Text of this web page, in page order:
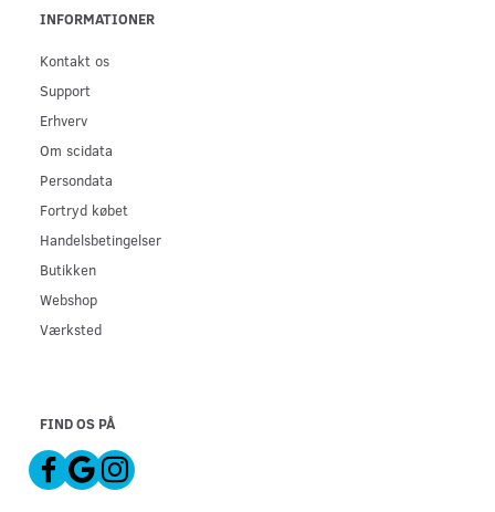
INFORMATIONER
Kontakt os
Support
Erhverv
Om scidata
Persondata
Fortryd købet
Handelsbetingelser
Butikken
Webshop
Værksted
FIND OS PÅ